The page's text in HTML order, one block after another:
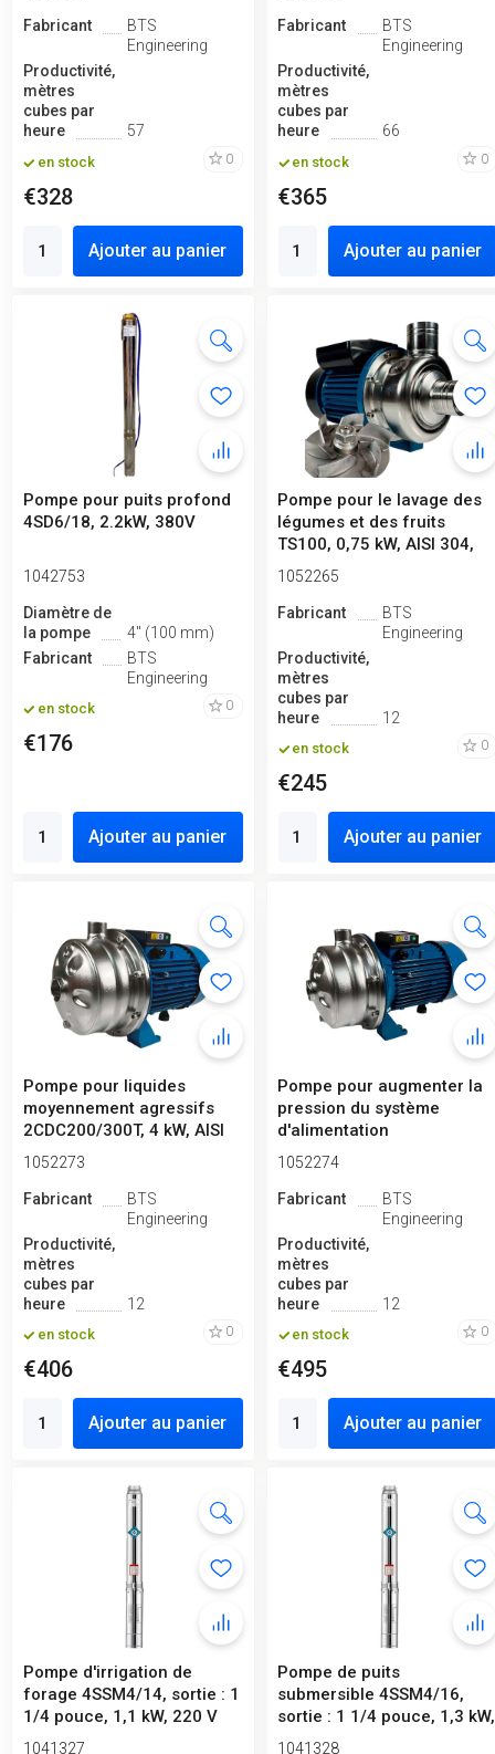
Fabricant
BTS
Engineering
Productivité,
mètres
cubes par
heure
57
en stock 0
€328
Ajouter au panier
Fabricant
BTS
Engineering
Productivité,
mètres
cubes par
heure
66
en stock 0
€365
Ajouter au panier
Pompe pour puits profond
4SD6/18, 2.2kW, 380V
1042753
Diamètre de
la pompe
4" (100 mm)
Fabricant
BTS
Engineering
en stock 0
€176
Ajouter au panier
Pompe pour le lavage des
légumes et des fruits
TS100, 0,75 kW, AISI 304,
380 ...
1052265
Fabricant
BTS
Engineering
Productivité,
mètres
cubes par
heure
12
en stock 0
€245
Ajouter au panier
Pompe pour liquides
moyennement agressifs
2CDC200/300T, 4 kW, AISI
304, 380 V...
1052273
Fabricant
BTS
Engineering
Productivité,
mètres
cubes par
heure
12
en stock 0
€406
Ajouter au panier
Pompe pour augmenter la
pression du système
d'alimentation
supplémentaire 2CD...
1052274
Fabricant
BTS
Engineering
Productivité,
mètres
cubes par
heure
12
en stock 0
€495
Ajouter au panier
Pompe d'irrigation de
forage 4SSM4/14, sortie : 1
1/4 pouce, 1,1 kW, 220 V
1041327
Pompe de puits
submersible 4SSM4/16,
sortie : 1 1/4 pouce, 1,3 kW,
220 V
1041328